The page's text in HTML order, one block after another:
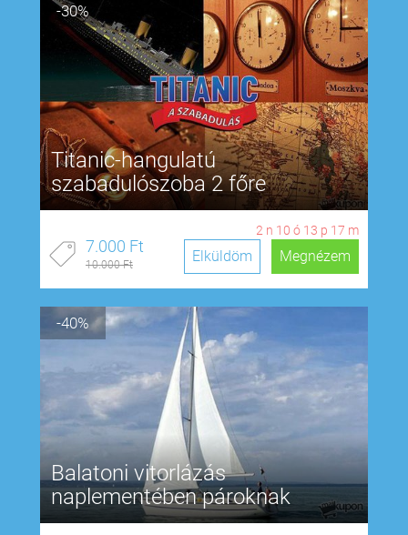
-30%
Titanic-hangulatú
szabadulószoba 2 főre
2 n 10 ó 13 p 17 m
7.000 Ft
10.000 Ft Megnézem
Elküldöm
-40%
Balatoni vitorlázás
naplementében pároknak